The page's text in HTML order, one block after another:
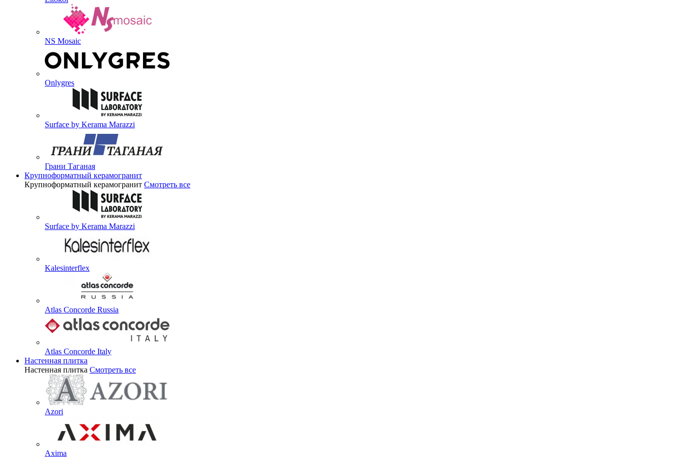
NS Mosaic
Onlygres
Surface by Kerama Marazzi
Грани Таганая
Крупноформатный керамогранит
Крупноформатный керамогранит Смотреть все
Surface by Kerama Marazzi
Kalesinterflex
Atlas Concorde Russia
Atlas Concorde Italy
Настенная плитка
Настенная плитка Смотреть все
Azori
Axima